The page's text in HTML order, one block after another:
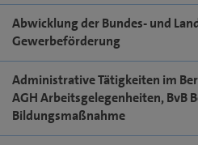
Abwicklung der Bundes- und
Gewerbeförderung
Administrative Tätigkeiten im
AGH Arbeitsgelegenheiten, BvB
Bildungsmaßnahme